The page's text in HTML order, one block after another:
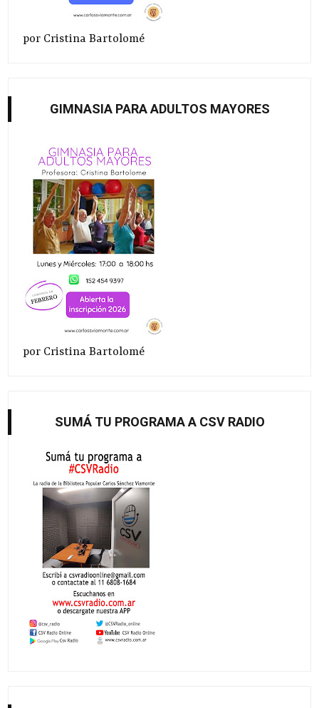
por Cristina Bartolomé
GIMNASIA PARA ADULTOS MAYORES
por Cristina Bartolomé
SUMÁ TU PROGRAMA A CSV RADIO